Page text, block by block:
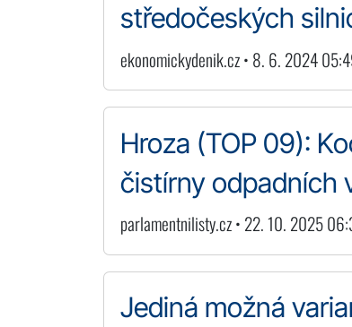
středočeských
ekonomickydenik.cz • 8. 6. 2024
Hroza (TOP 09):
čistírny odpadních
parlamentnilisty.cz • 22. 10. 2025
Jediná možná